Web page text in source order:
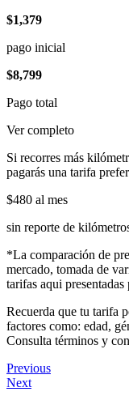
$1,379
pago inicial
$8,799
Pago total
Ver completo
Si recorres más
pagarás una tarifa
$480 al mes
sin reporte de
*La comparación de
mercado, tomada de
tarifas aqui presentadas
Recuerda que tu tarifa
factores como: edad,
Consulta términos y
Previous
Next